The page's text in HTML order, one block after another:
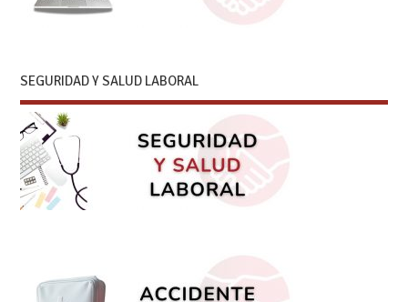
SEGURIDAD Y SALUD LABORAL